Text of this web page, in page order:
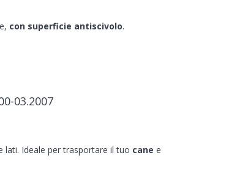
con superficie antiscivolo.
03.2007
lati. Ideale per trasportare il tuo cane e